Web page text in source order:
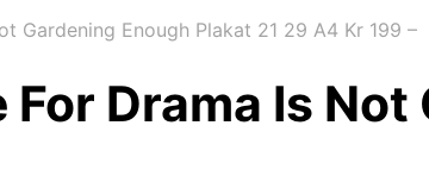
Gardening Enough Plakat 21 29 A4 Kr 199 –
Drama Is